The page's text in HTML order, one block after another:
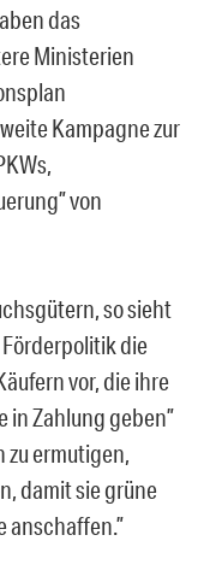
das
Ministerien
Kampagne zur
von
so sieht
die
vor, die ihre
in Zahlung geben”
zu ermutigen,
damit sie grüne
anschaffen.”